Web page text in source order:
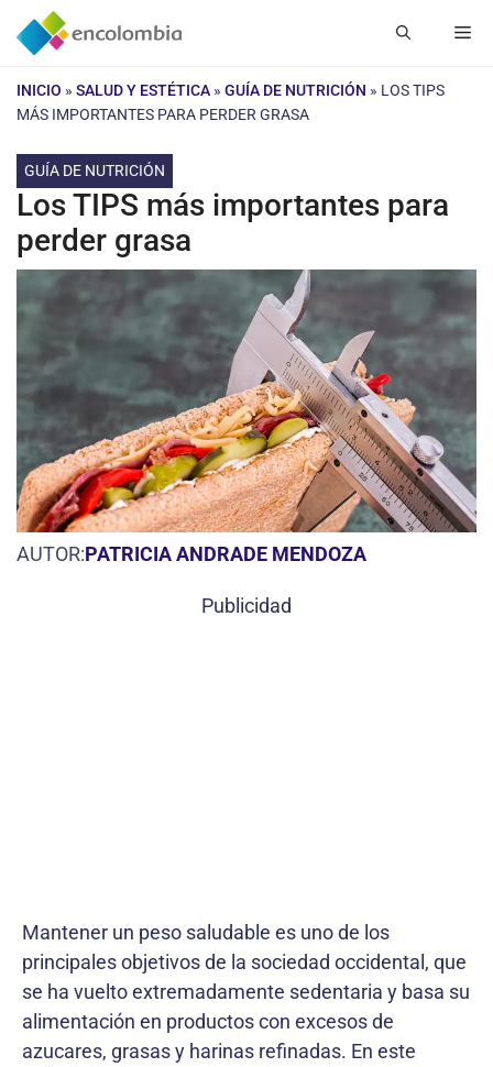
Saltar
INICIO » SALUD Y ESTÉTICA » GUÍA DE NUTRICIÓN » LOS TIPS
MÁS IMPORTANTES PARA PERDER GRASA
GUÍA DE NUTRICIÓN
Los TIPS más importantes para
perder grasa
AUTOR:PATRICIA ANDRADE MENDOZA
Publicidad
Mantener un peso saludable es uno de los
principales objetivos de la sociedad occidental, que
se ha vuelto extremadamente sedentaria y basa su
alimentación en productos con excesos de
azucares, grasas y harinas refinadas. En este